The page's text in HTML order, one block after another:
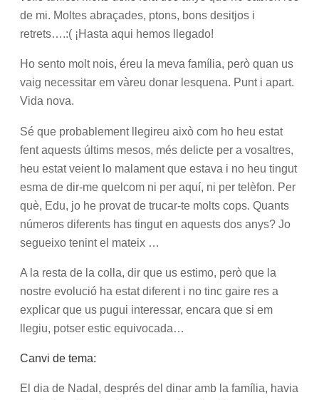
de mi. Moltes abraçades, ptons, bons desitjos i
retrets….:( ¡Hasta aqui hemos llegado!
Ho sento molt nois, éreu la meva família, però quan us
vaig necessitar em vàreu donar lesquena. Punt i apart.
Vida nova.
Sé que probablement llegireu això com ho heu estat
fent aquests últims mesos, més delicte per a vosaltres,
heu estat veient lo malament que estava i no heu tingut
esma de dir-me quelcom ni per aquí, ni per telèfon. Per
què, Edu, jo he provat de trucar-te molts cops. Quants
números diferents has tingut en aquests dos anys? Jo
segueixo tenint el mateix …
A la resta de la colla, dir que us estimo, però que la
nostre evolució ha estat diferent i no tinc gaire res a
explicar que us pugui interessar, encara que si em
llegiu, potser estic equivocada…
Canvi de tema:
El dia de Nadal, després del dinar amb la família, havia